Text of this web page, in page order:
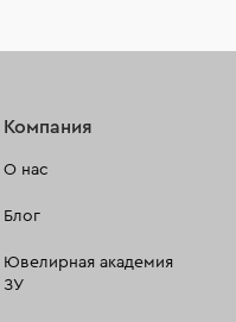
Компания
О нас
Блог
Ювелирная академия
ЗУ